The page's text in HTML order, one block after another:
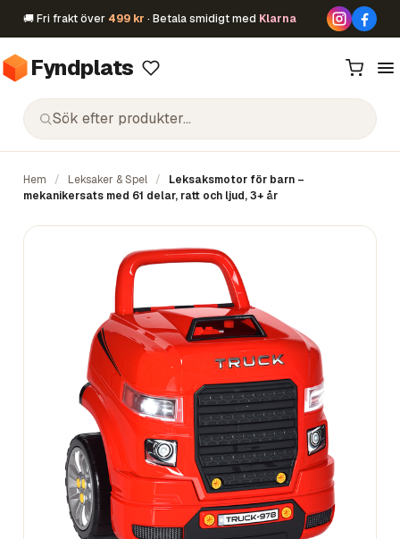
🚚 Fri frakt över 499 kr · Betala smidigt med Klarna
Fyndplats
Hem / Leksaker & Spel /
Leksaksmotor för barn –
mekanikersats med 61 delar, ratt och ljud, 3+ år